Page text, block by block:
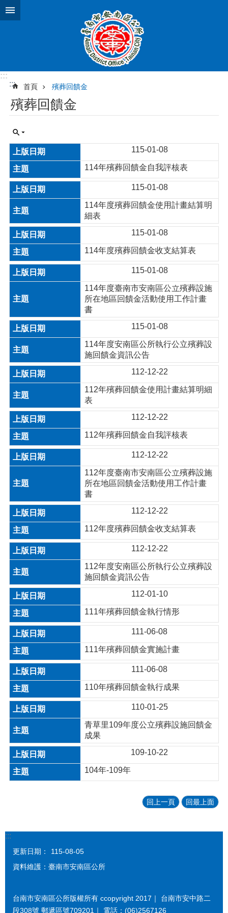
跳到主要內容區塊
:::
:::
首頁 殯葬回饋金
殯葬回饋金
115-01-08
114年殯葬回饋金自我評核表
115-01-08
114年度殯葬回饋金使用計畫結算明
細表
115-01-08
114年度殯葬回饋金收支結算表
115-01-08
114年度臺南市安南區公立殯葬設施
所在地區回饋金活動使用工作計畫
書
115-01-08
114年度安南區公所執行公立殯葬設
施回饋金資訊公告
112-12-22
112年殯葬回饋金使用計畫結算明細
表
112-12-22
112年殯葬回饋金自我評核表
112-12-22
112年度臺南市安南區公立殯葬設施
所在地區回饋金活動使用工作計畫
書
112-12-22
112年度殯葬回饋金收支結算表
112-12-22
112年度安南區公所執行公立殯葬設
施回饋金資訊公告
112-01-10
111年殯葬回饋金執行情形
111-06-08
111年殯葬回饋金實施計畫
111-06-08
110年殯葬回饋金執行成果
110-01-25
青草里109年度公立殯葬設施回饋金
成果
109-10-22
104年-109年
回上一頁 回最上面
:::
更新日期：
115-08-05
資料維護：臺南市安南區公所
台南市安南區公所版權所有 ccopyright 2017｜ 台南市安中路二
段308號 郵遞區號709201｜ 電話：(06)2567126